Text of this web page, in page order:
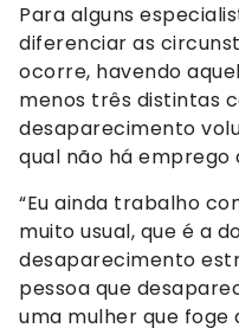
Para alguns
diferenciar as
ocorre, havendo
menos três distintas
desaparecimento
qual não há emprego
“Eu ainda trabalho
muito usual, que é a
desaparecimento
pessoa que
uma mulher que foge